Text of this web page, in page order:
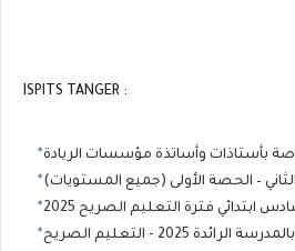
ISPITS TANGER :
نسخة خاصة بأستاذات وأساتذة مؤسسات الريادة
ابتدائي فترة التعليم الصريح 2025
الرائدة 2025 - التعليم الصريح